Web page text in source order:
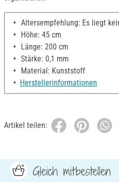
Altersempfehlung: Es liegt
Höhe: 45 cm
Länge: 200 cm
Stärke: 0,1 mm
Material: Kunststoff
Herstellerinformationen
Artikel teilen:
Gleich mitbestellen